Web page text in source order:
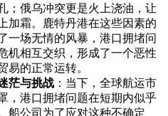
；俄乌冲突更是火上浇油，让
加霜。鹿特丹港在这些因素的
一场无情的风暴，港口拥堵问
机相互交织，形成了一个恶性
易的正常运转。
茫与挑战 ：当下，全球航运市
，港口拥堵问题在短期内似乎
船公司为了应对这种不确定